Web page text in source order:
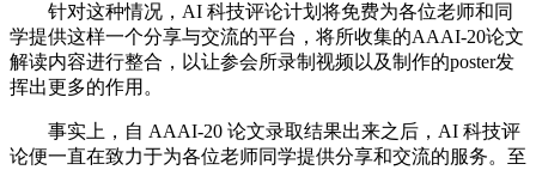
针对这种情况，AI 科技评论计划将免费为各位老师和同
学提供这样一个分享与交流的平台，将所收集的AAAI-20论文
解读内容进行整合，以让参会所录制视频以及制作的poster发
挥出更多的作用。
事实上，自 AAAI-20 论文录取结果出来之后，AI 科技评
论便一直在致力于为各位老师同学提供分享和交流的服务。至